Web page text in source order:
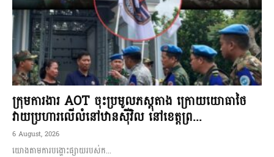
ក្រុមការងារ AOT ចុះប្រមូលភស្តុតាង ក្រោយយោធាថៃ
វាយប្រហារលើលំនៅឋានស៊ីវិល នៅខេត្តព្រ...
6 August, 2026
យោងតាមការបង្ហោះផ្សាយរបស់ក...